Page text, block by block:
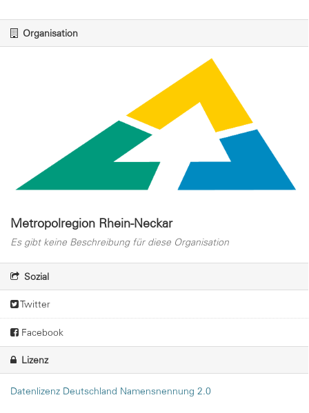
Organisation
Metropolregion Rhein-Neckar
Es gibt keine Beschreibung für diese Organisation
Sozial
Twitter
Facebook
Lizenz
Datenlizenz Deutschland Namensnennung 2.0